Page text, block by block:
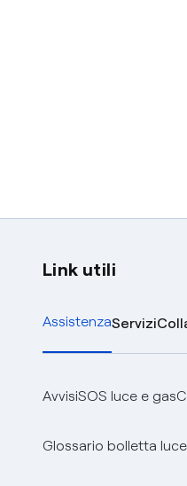
Link utili
AssistenzaServizi
AvvisiSOS luce e gas
Glossario bolletta